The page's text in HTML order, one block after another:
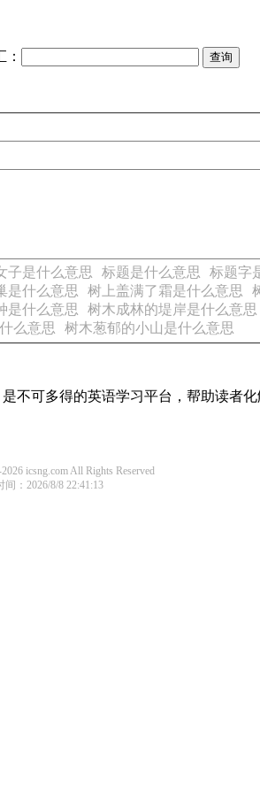
子是什么意思 标题是什么意思 标题字
是什么意思 树上盖满了霜是什么意思
是什么意思 树木成林的堤岸是什么意思
么意思 树木葱郁的小山是什么意思
不可多得的英语学习平台，帮助读者化
icsng.com All Rights Reserved
间：2026/8/8 22:41:13